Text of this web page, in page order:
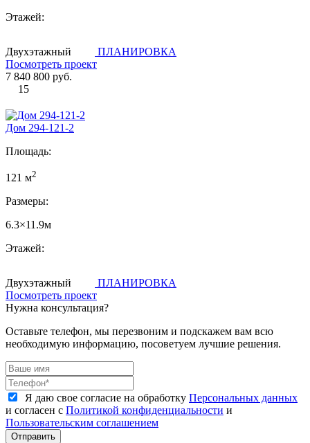
Этажей:
Двухэтажный
ПЛАНИРОВКА
Посмотреть проект
7 840 800 руб.
15
Дом 294-121-2
Площадь:
121 м2
Размеры:
6.3×11.9м
Этажей:
Двухэтажный
ПЛАНИРОВКА
Посмотреть проект
Нужна консультация?
Оставьте телефон, мы перезвоним и подскажем вам всю
необходимую информацию, посоветуем лучшие решения.
Я даю свое согласие на обработку Персональных данных
и согласен с Политикой конфиденциальности и
Пользовательским соглашением
Отправить